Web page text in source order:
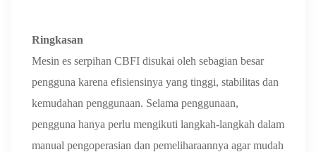
Ringkasan
Mesin es serpihan CBFI disukai oleh sebagian besar
pengguna karena efisiensinya yang tinggi, stabilitas dan
kemudahan penggunaan. Selama penggunaan,
pengguna hanya perlu mengikuti langkah-langkah dalam
manual pengoperasian dan pemeliharaannya agar mudah